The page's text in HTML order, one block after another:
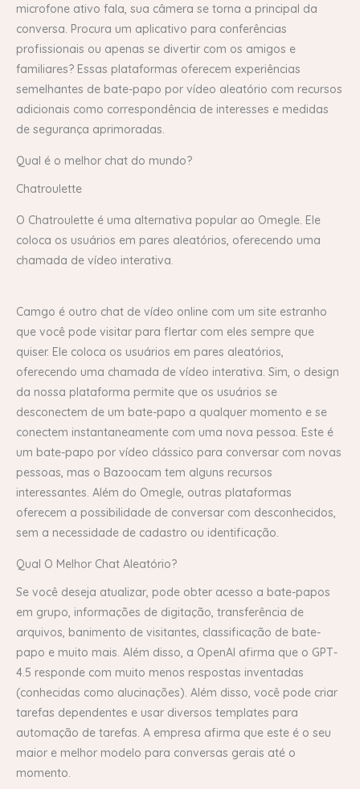
microfone ativo fala, sua câmera se torna a principal da
conversa. Procura um aplicativo para conferências
profissionais ou apenas se divertir com os amigos e
familiares? Essas plataformas oferecem experiências
semelhantes de bate-papo por vídeo aleatório com recursos
adicionais como correspondência de interesses e medidas
de segurança aprimoradas.
Qual é o melhor chat do mundo?
Chatroulette
O Chatroulette é uma alternativa popular ao Omegle. Ele
coloca os usuários em pares aleatórios, oferecendo uma
chamada de vídeo interativa.
Camgo é outro chat de vídeo online com um site estranho
que você pode visitar para flertar com eles sempre que
quiser. Ele coloca os usuários em pares aleatórios,
oferecendo uma chamada de vídeo interativa. Sim, o design
da nossa plataforma permite que os usuários se
desconectem de um bate-papo a qualquer momento e se
conectem instantaneamente com uma nova pessoa. Este é
um bate-papo por vídeo clássico para conversar com novas
pessoas, mas o Bazoocam tem alguns recursos
interessantes. Além do Omegle, outras plataformas
oferecem a possibilidade de conversar com desconhecidos,
sem a necessidade de cadastro ou identificação.
Qual O Melhor Chat Aleatório?
Se você deseja atualizar, pode obter acesso a bate-papos
em grupo, informações de digitação, transferência de
arquivos, banimento de visitantes, classificação de bate-
papo e muito mais. Além disso, a OpenAI afirma que o GPT-
4.5 responde com muito menos respostas inventadas
(conhecidas como alucinações). Além disso, você pode criar
tarefas dependentes e usar diversos templates para
automação de tarefas. A empresa afirma que este é o seu
maior e melhor modelo para conversas gerais até o
momento.